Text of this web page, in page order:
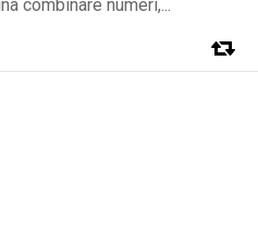
combinare numeri,...